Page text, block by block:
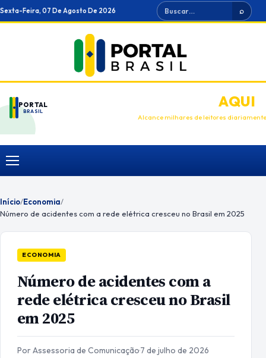
Ir
para
Sexta-Feira, 07 De Agosto De 2026 Buscar ⌕
PORTAL
BRASIL
ANUNCIEAQUI
Alcance milhares de leitores diariamente
Menu
Início/Economia/
Número de acidentes com a rede elétrica cresceu no Brasil em 2025
ECONOMIA
Número de acidentes com a
rede elétrica cresceu no Brasil
em 2025
Por Assessoria de Comunicação·7 de julho de 2026